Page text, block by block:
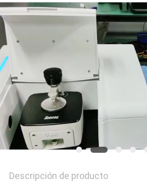
SITIO
PRIVACY
POLICY
Descripción de producto